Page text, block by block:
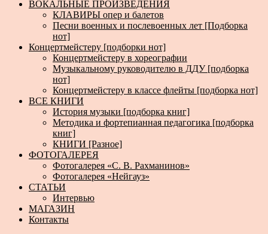
ВОКАЛЬНЫЕ ПРОИЗВЕДЕНИЯ
КЛАВИРЫ опер и балетов
Песни военных и послевоенных лет [Подборка
нот]
Концертмейстеру [подборки нот]
Концертмейстеру в хореографии
Музыкальному руководителю в ДДУ [подборка
нот]
Концертмейстеру в классе флейты [подборка нот]
ВСЕ КНИГИ
История музыки [подборка книг]
Методика и фортепианная педагогика [подборка
книг]
КНИГИ [Разное]
ФОТОГАЛЕРЕЯ
Фотогалерея «С. В. Рахманинов»
Фотогалерея «Нейгауз»
СТАТЬИ
Интервью
МАГАЗИН
Контакты